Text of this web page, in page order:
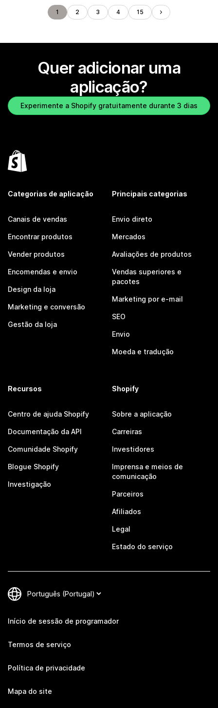
1 2 3 4 15
Quer adicionar uma
aplicação?
Experimente a Shopify gratuitamente durante 3 dias
Categorias de aplicação
Canais de vendas
Encontrar produtos
Vender produtos
Encomendas e envio
Design da loja
Marketing e conversão
Gestão da loja
Principais categorias
Envio direto
Mercados
Avaliações de produtos
Vendas superiores e
pacotes
Marketing por e-mail
SEO
Envio
Moeda e tradução
Recursos
Centro de ajuda Shopify
Documentação da API
Comunidade Shopify
Blogue Shopify
Investigação
Shopify
Sobre a aplicação
Carreiras
Investidores
Imprensa e meios de
comunicação
Parceiros
Afiliados
Legal
Estado do serviço
Início de sessão de programador
Termos de serviço
Política de privacidade
Mapa do site